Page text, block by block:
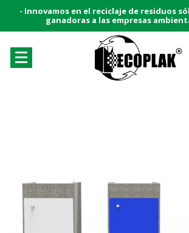
- Innovamos en el reciclaje de residuos
ganadoras a las empresas